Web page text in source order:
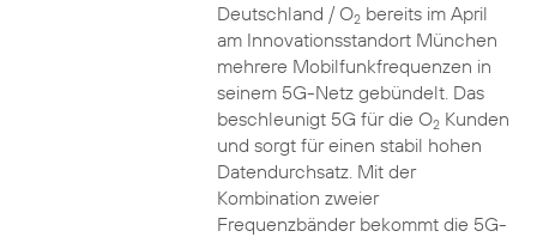
Deutschland / O2bereits im April
am Innovationsstandort München
mehrere Mobilfunkfrequenzen in
seinem 5G-Netz gebündelt. Das
beschleunigt 5G für die O2Kunden
und sorgt für einen stabil hohen
Datendurchsatz. Mit der
Kombination zweier
Frequenzbänder bekommt die 5G-